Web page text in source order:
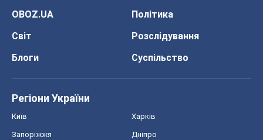
OBOZ.UA
Політика
Світ
Розслідування
Блоги
Суспільство
Регіони України
Київ Харків
Запоріжжя Дніпро